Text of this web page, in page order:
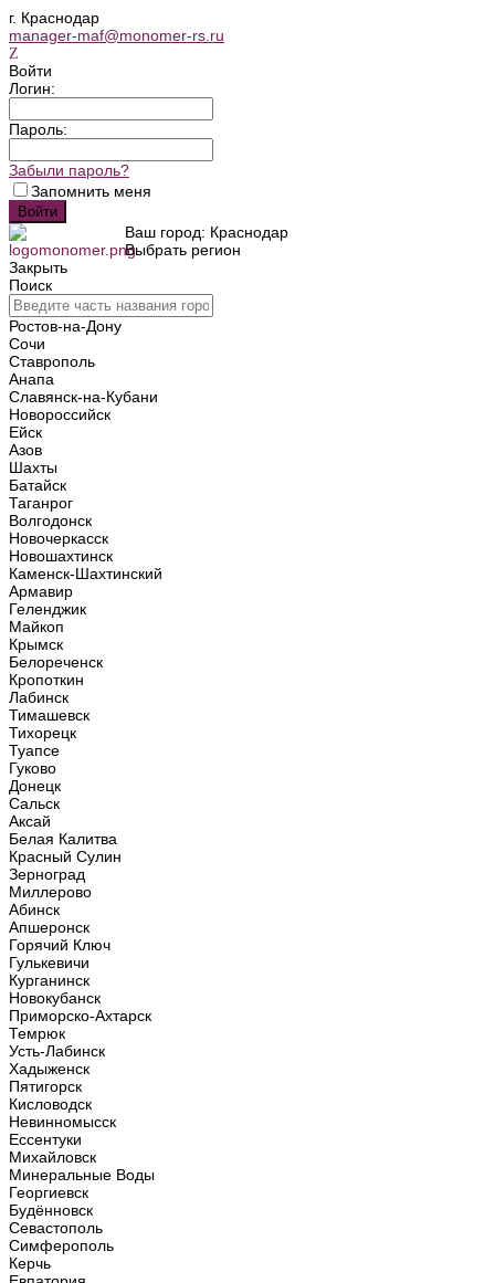
г. Краснодар
manager-maf@monomer-rs.ru
Войти
Логин:
Пароль:
Забыли пароль?
Запомнить меня
Ваш город: Краснодар
Выбрать регион
Закрыть
Поиск
Ростов-на-Дону
Сочи
Ставрополь
Анапа
Славянск-на-Кубани
Новороссийск
Ейск
Азов
Шахты
Батайск
Таганрог
Волгодонск
Новочеркасск
Новошахтинск
Каменск-Шахтинский
Армавир
Геленджик
Майкоп
Крымск
Белореченск
Кропоткин
Лабинск
Тимашевск
Тихорецк
Туапсе
Гуково
Донецк
Сальск
Аксай
Белая Калитва
Красный Сулин
Зерноград
Миллерово
Абинск
Апшеронск
Горячий Ключ
Гулькевичи
Курганинск
Новокубанск
Приморско-Ахтарск
Темрюк
Усть-Лабинск
Хадыженск
Пятигорск
Кисловодск
Невинномысск
Ессентуки
Михайловск
Минеральные Воды
Георгиевск
Будённовск
Севастополь
Симферополь
Керчь